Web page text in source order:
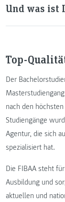
Und was ist
Top-
Der
nach den
Studiengänge
Agentur, die sich
spezialisiert hat.
Die FIBAA steht
Ausbildung und
aktuellen und